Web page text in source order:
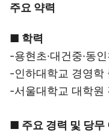
주요 약력
■ 학력
-용현초·대건중·동
-인하대학교 경영학
-서울대학교 대학원
■ 주요 경력 및 당무